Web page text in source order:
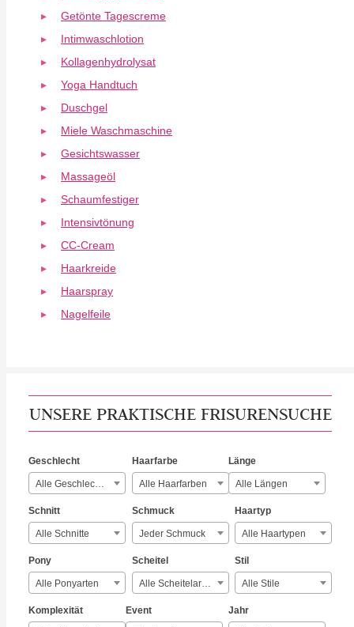
Getönte Tagescreme
Intimwaschlotion
Kollagenhydrolysat
Yoga Handtuch
Duschgel
Miele Waschmaschine
Gesichtswasser
Massageöl
Schaumfestiger
Intensivtönung
CC-Cream
Haarkreide
Haarspray
Nagelfeile
UNSERE PRAKTISCHE FRISURENSUCHE
Geschlecht
Alle Geschlechter
Haarfarbe
Alle Haarfarben
Länge
Alle Längen
Schnitt
Alle Schnitte
Schmuck
Jeder Schmuck
Haartyp
Alle Haartypen
Pony
Alle Ponyarten
Scheitel
Alle Scheitelarten
Stil
Alle Stile
Komplexität Event Jahr